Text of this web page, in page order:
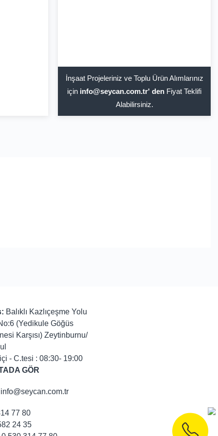
İnşaat Projeleriniz ve Toplu Ürün Alımlarınız
için info@seycan.com.tr' den Fiyat Teklifi
Alabilirsiniz.
Balıklı Kazlıçeşme Yolu
(Yedikule Göğüs
Karşısı) Zeytinburnu/
- C.tesi : 08:30- 19:00
GÖR
info@seycan.com.tr
77 80
24 35